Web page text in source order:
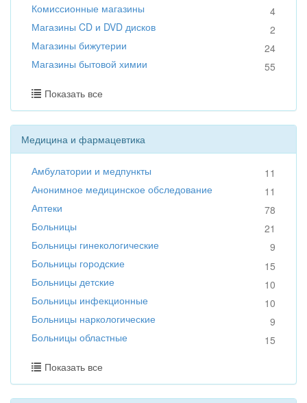
Комиссионные магазины
4
Магазины CD и DVD дисков
2
Магазины бижутерии
24
Магазины бытовой химии
55
Показать все
Медицина и фармацевтика
Амбулатории и медпункты
11
Анонимное медицинское обследование
11
Аптеки
78
Больницы
21
Больницы гинекологические
9
Больницы городские
15
Больницы детские
10
Больницы инфекционные
10
Больницы наркологические
9
Больницы областные
15
Показать все